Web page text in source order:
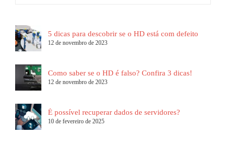
5 dicas para descobrir se o HD está com defeito
12 de novembro de 2023
Como saber se o HD é falso? Confira 3 dicas!
12 de novembro de 2023
É possível recuperar dados de servidores?
10 de fevereiro de 2025